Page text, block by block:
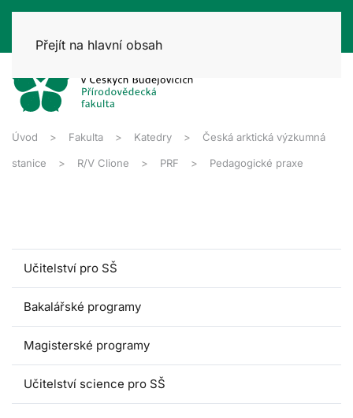
Přejít na hlavní obsah
Úvod Fakulta Katedry Česká arktická výzkumná
stanice R/V Clione PRF Pedagogické praxe
Učitelství pro SŠ
Bakalářské programy
Magisterské programy
Učitelství science pro SŠ